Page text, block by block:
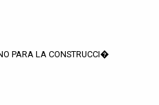
PARA LA CONSTRUCCI�